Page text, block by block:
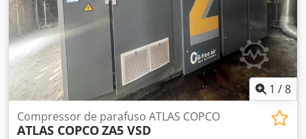
1 /8
Compressor de parafuso ATLAS COPCO
ATLAS COPCOZA5 VSD